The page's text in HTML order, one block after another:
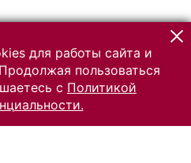
для работы сайта и
пользоваться
с Политикой